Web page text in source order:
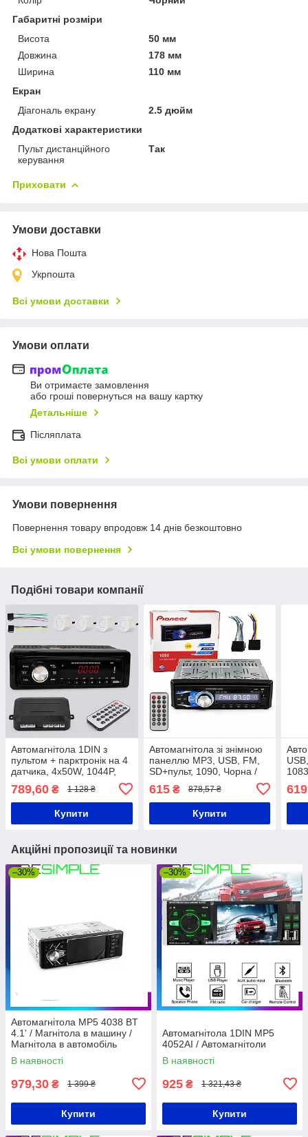
Габаритні розміри
Висота
50 мм
Довжина
178 мм
Ширина
110 мм
Екран
Діагональ екрану
2.5 дюйм
Додаткові характеристики
Пульт дистанційного
керування
Так
Приховати
Умови доставки
Нова Пошта
Укрпошта
Всі умови доставки
Умови оплати
Ви отримаєте замовлення
або гроші повернуться на вашу картку
Детальніше
Післяплата
Всі умови оплати
Умови повернення
Повернення товару впродовж 14 днів безкоштовно
Всі умови повернення
Подібні товари компанії
Автомагнітола 1DIN з
пультом + парктронік на 4
датчика, 4х50W, 1044P,
автомобіль / Автомобільна
магнітола
789,60 ₴ 1 128 ₴
Купити
Автомагнітола зі знімною
панеллю MP3, USB, FM,
SD+пульт, 1090, Чорна /
Автомобільна магнітола /
Магнітофон в машину
615₴ 878,57 ₴
Купити
619
Акційні пропозиції та новинки
–30%
Автомагнітола MP5 4038 BT
4.1' / Магнітола в машину /
Магнітола в автомобіль
В наявності
979,30 ₴ 1 399 ₴
Купити
–30%
Автомагнітола 1DIN MP5
4052AI / Автомагнітоли
В наявності
925 ₴ 1 321,43 ₴
Купити